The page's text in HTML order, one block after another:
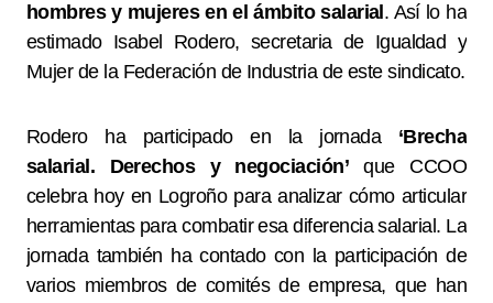
hombres y mujeres en el ámbito salarial . Así lo ha
estimado Isabel Rodero, secretaria de Igualdad y
Mujer de la Federación de Industria de este sindicato.
Rodero ha participado en la jornada ‘Brecha
salarial. Derechos y negociación’que CCOO
celebra hoy en Logroño para analizar cómo articular
herramientas para combatir esa diferencia salarial. La
jornada también ha contado con la participación de
varios miembros de comités de empresa, que han